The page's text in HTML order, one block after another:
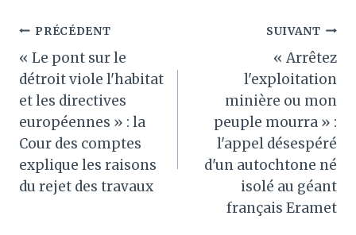
Navigation
de
l’article
PRÉCÉDENT
« Le pont sur le
détroit viole l'habitat
et les directives
européennes » : la
Cour des comptes
explique les raisons
du rejet des travaux
SUIVANT
« Arrêtez
l'exploitation
minière ou mon
peuple mourra » :
l'appel désespéré
d'un autochtone né
isolé au géant
français Eramet